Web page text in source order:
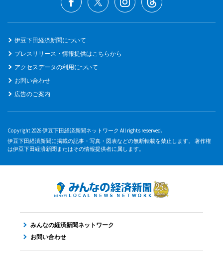
伊豆下田経済新聞について
プレスリリース・情報提供はこちらから
アクセスデータの利用について
お問い合わせ
広告のご案内
Copyright 2026 伊豆下田経済新聞ネットワーク All rights reserved.
伊豆下田経済新聞に掲載の記事・写真・図表などの無断転載を禁止します。 著作権
は伊豆下田経済新聞またはその情報提供者に属します。
みんなの経済新聞ネットワーク
お問い合わせ